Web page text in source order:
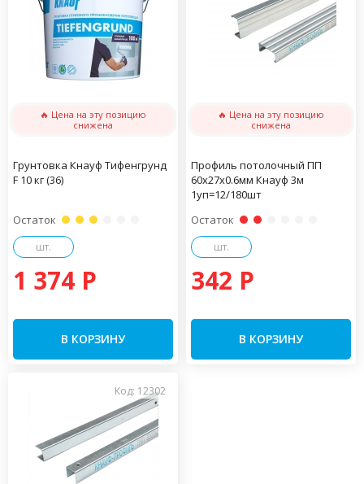
🔥 Цена на эту позицию
снижена
Грунтовка Кнауф Тифенгрунд
F 10 кг (36)
Остаток
шт.
1 374 P
В КОРЗИНУ
🔥 Цена на эту позицию
снижена
Профиль потолочный ПП
60х27х0.6мм Кнауф 3м
1уп=12/180шт
Остаток
шт.
342 P
В КОРЗИНУ
Код: 12302